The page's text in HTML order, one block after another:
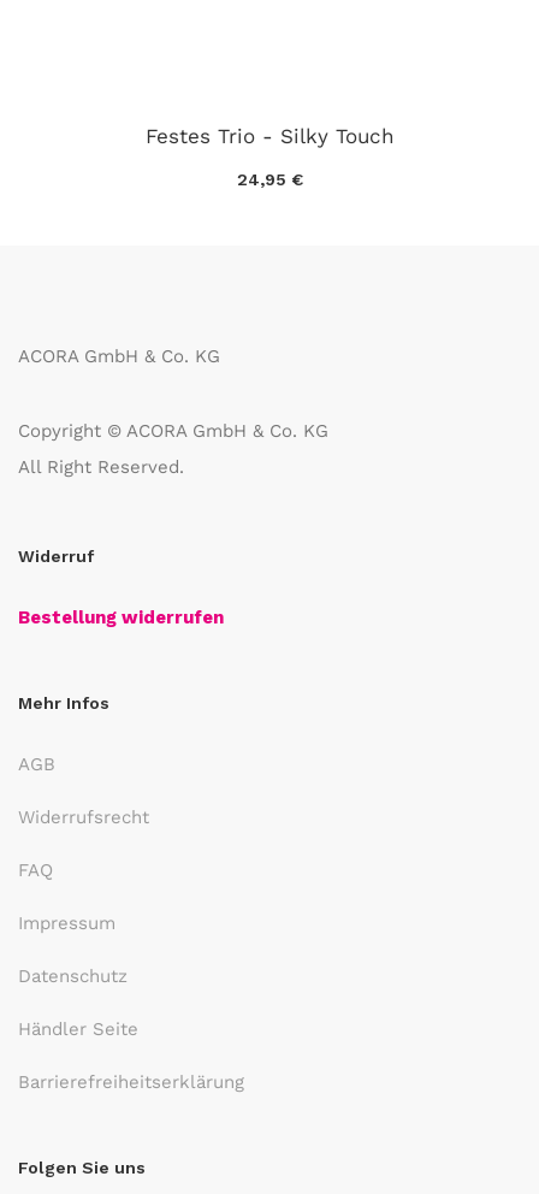
Festes Trio - Silky Touch
24,95 €
ACORA GmbH & Co. KG
Copyright © ACORA GmbH & Co. KG
All Right Reserved.
Widerruf
Bestellung widerrufen
Mehr Infos
AGB
Widerrufsrecht
FAQ
Impressum
Datenschutz
Händler Seite
Barrierefreiheitserklärung
Folgen Sie uns